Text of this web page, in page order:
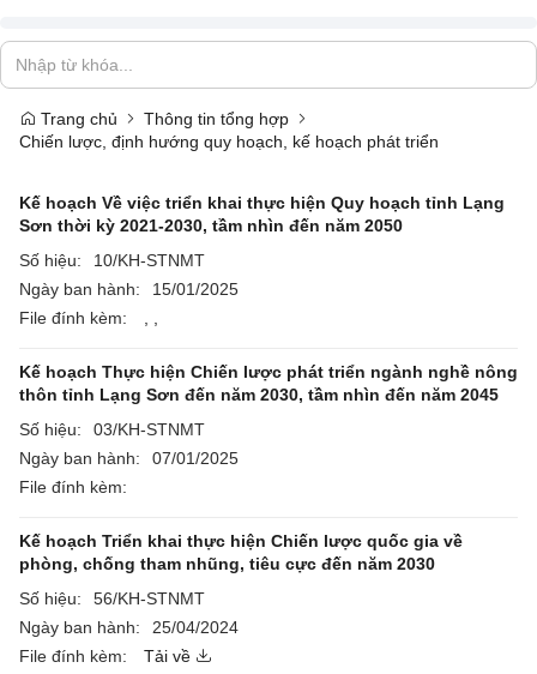
Trang chủ
Thông tin tổng hợp
Chiến lược, định hướng quy hoạch, kế hoạch phát triển
Kế hoạch Về việc triển khai thực hiện Quy hoạch tỉnh Lạng
Sơn thời kỳ 2021-2030, tầm nhìn đến năm 2050
Số hiệu:
10/KH-STNMT
Ngày ban hành:
15/01/2025
File đính kèm:
Kế hoạch Thực hiện Chiến lược phát triển ngành nghề nông
thôn tỉnh Lạng Sơn đến năm 2030, tầm nhìn đến năm 2045
Số hiệu:
03/KH-STNMT
Ngày ban hành:
07/01/2025
File đính kèm:
Kế hoạch Triển khai thực hiện Chiến lược quốc gia về
phòng, chống tham nhũng, tiêu cực đến năm 2030
Số hiệu:
56/KH-STNMT
Ngày ban hành:
25/04/2024
File đính kèm:
Tải về